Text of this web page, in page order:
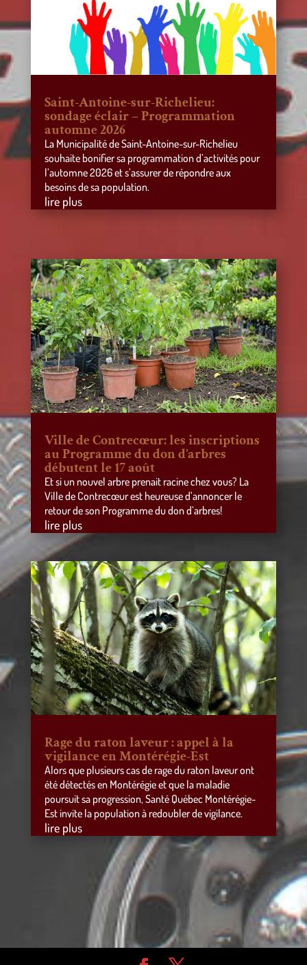
Saint-Antoine-sur-Richelieu:
sondage éclair – Programmation
automne 2026
La Municipalité de Saint-Antoine-sur-Richelieu
souhaite bonifier sa programmation d’activités pour
l’automne 2026 et s’assurer de répondre aux
besoins de sa population.
lire plus
Ville de Contrecœur: les inscriptions
au Programme du don d’arbres
débutent le 17 août
Et si un nouvel arbre prenait racine chez vous? La
Ville de Contrecœur est heureuse d’annoncer le
retour de son Programme du don d’arbres!
lire plus
Rage du raton laveur : appel à la
vigilance en Montérégie-Est
Alors que plusieurs cas de rage du raton laveur ont
été détectés en Montérégie et que la maladie
poursuit sa progression, Santé Québec Montérégie-
Est invite la population à redoubler de vigilance.
lire plus